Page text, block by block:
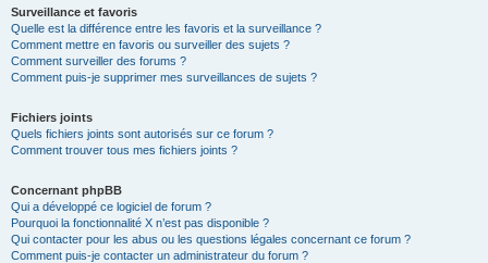
Surveillance et favoris
Quelle est la différence entre les favoris et la surveillance ?
Comment mettre en favoris ou surveiller des sujets ?
Comment surveiller des forums ?
Comment puis-je supprimer mes surveillances de sujets ?
Fichiers joints
Quels fichiers joints sont autorisés sur ce forum ?
Comment trouver tous mes fichiers joints ?
Concernant phpBB
Qui a développé ce logiciel de forum ?
Pourquoi la fonctionnalité X n’est pas disponible ?
Qui contacter pour les abus ou les questions légales concernant ce forum ?
Comment puis-je contacter un administrateur du forum ?